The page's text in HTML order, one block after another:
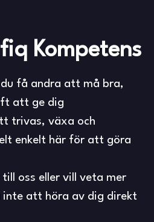
Kompetens
få andra att må bra,
att ge dig
trivas, växa och
enkelt här för att göra
oss eller vill veta mer
inte att höra av dig direkt